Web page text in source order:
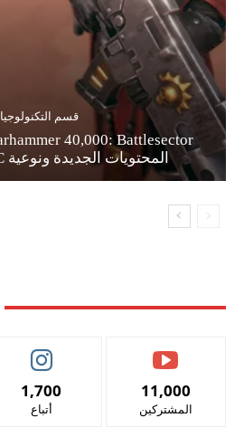
قسم التكنولوجيا
المحتويات الجديدة ونوعية DLC القصصي
1,700
أتباع
11,000
المشتركين